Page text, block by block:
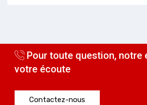
Pour toute question, notre
votre écoute
Contactez-nous